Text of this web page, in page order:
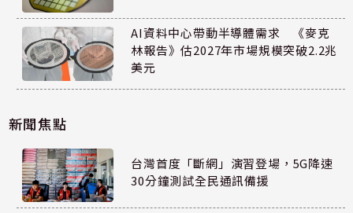
AI資料中心帶動半導體需求 《麥克
林報告》估2027年市場規模突破2.2兆
美元
新聞焦點
台灣首度「斷網」演習登場，5G降速
30分鐘測試全民通訊備援